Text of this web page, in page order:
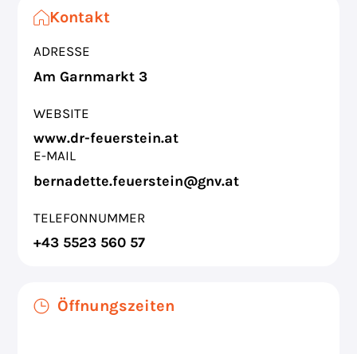
Kontakt
ADRESSE
Am Garnmarkt 3
WEBSITE
www.dr-feuerstein.at
E-MAIL
bernadette.feuerstein@gnv.at
TELEFONNUMMER
+43 5523 560 57
Öffnungszeiten